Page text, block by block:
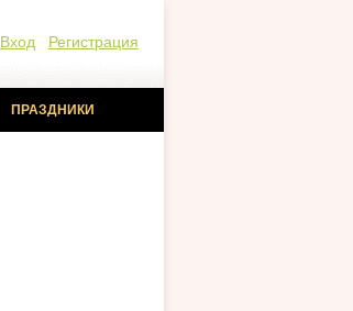
Вход Регистрация
ПРАЗДНИКИ